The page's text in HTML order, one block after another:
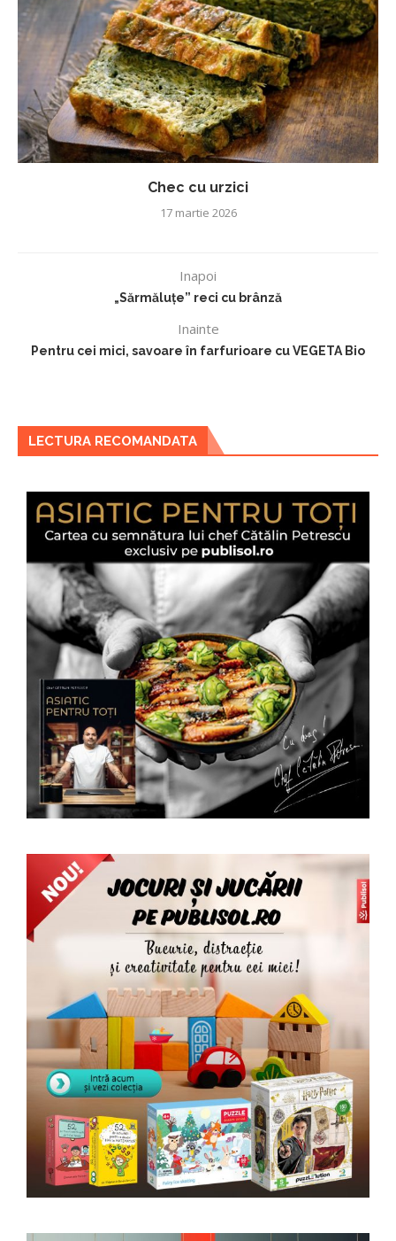
Chec cu urzici
17 martie 2026
Inapoi
„Sărmăluțe” reci cu brânză
Inainte
Pentru cei mici, savoare în farfurioare cu VEGETA Bio
LECTURA RECOMANDATA